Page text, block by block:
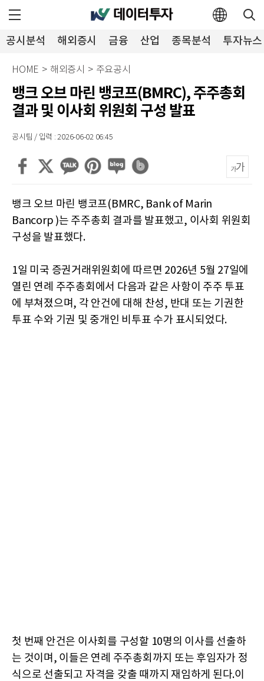
공시분석 해외증시 금융 산업 종목분석 투자뉴스
HOME > 해외증시 > 주요공시
뱅크 오브 마린 뱅코프(BMRC), 주주총회
결과 및 이사회 위원회 구성 발표
공시팀 / 입력 : 2026-06-02 06:45
뱅크 오브 마린 뱅코프(BMRC, Bank of Marin
Bancorp )는 주주총회 결과를 발표했고, 이사회 위원회
구성을 발표했다.
1일 미국 증권거래위원회에 따르면 2026년 5월 27일에
열린 연례 주주총회에서 다음과 같은 사항이 주주 투표
에 부쳐졌으며, 각 안건에 대해 찬성, 반대 또는 기권한
투표 수와 기권 및 중개인 비투표 수가 표시되었다.
첫 번째 안건은 이사회를 구성할 10명의 이사를 선출하
는 것이며, 이들은 연례 주주총회까지 또는 후임자가 정
식으로 선출되고 자격을 갖출 때까지 재임하게 된다.이